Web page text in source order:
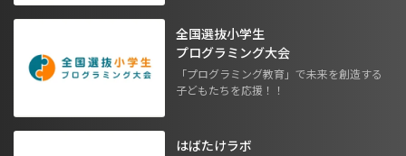
全国選抜小学生
プログラミング大会
「プログラミング教育」で未来を創造する
子どもたちを応援！！
はばたけラボ